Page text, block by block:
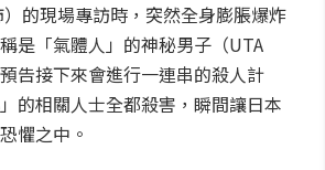
的現場專訪時，突然全身膨脹爆炸
是「氣體人」的神秘男子（UTA
告接下來會進行一連串的殺人計
的相關人士全都殺害，瞬間讓日本
懼之中。